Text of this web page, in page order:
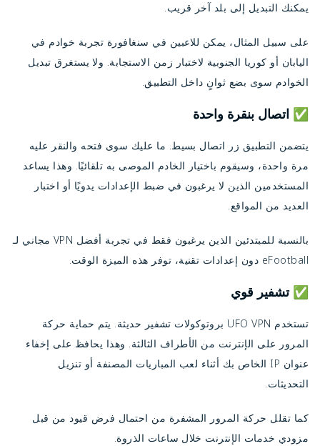
يمكنك التبديل إلى بلد آخر قريب.
على سبيل المثال، يمكن للاعبين في سنغافورة تجربة خوادم في
اليابان أو كوريا الجنوبية لاختبار زمن الاستجابة. ولا يستغرق تبديل
الخوادم سوى بضع ثوانٍ داخل التطبيق.
✅ اتصال بنقرة واحدة
يتضمن التطبيق زر اتصال بسيط. ما عليك سوى فتحه والنقر عليه
مرة واحدة، وسيقوم باختيار الخادم الموصى به تلقائيًا. وهذا يساعد
المستخدمين الذين لا يرغبون في ضبط الإعدادات يدويًا أو اختبار
العديد من المواقع.
بالنسبة للمبتدئين الذين يرغبون فقط في تجربة أفضل VPN مجاني لـ
eFootball دون إعدادات تقنية، توفر هذه الميزة الوقت.
✅ تشفير قوي
تستخدم UFO VPN بروتوكولات تشفير حديثة. يتم حماية حركة
المرور على الإنترنت من الأطراف الثالثة. وهذا يحافظ على إخفاء
عنوان IP الخاص بك أثناء لعب المباريات المصنفة أو تنزيل
التحديثات.
كما تقلل حركة المرور المشفرة من احتمال فرض قيود من قبل
مزودي خدمات الإنترنت خلال ساعات الذروة.